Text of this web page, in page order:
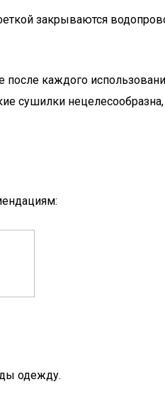
закрываются
после каждого
сушилки нецелесообразна,
одежду.